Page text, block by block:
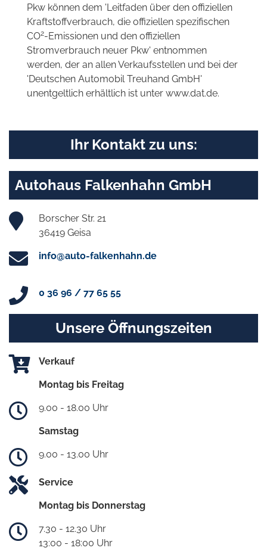
Pkw können dem 'Leitfaden über den offiziellen
Kraftstoffverbrauch, die offiziellen spezifischen
CO2-Emissionen und den offiziellen
Stromverbrauch neuer Pkw' entnommen
werden, der an allen Verkaufsstellen und bei der
'Deutschen Automobil Treuhand GmbH'
unentgeltlich erhältlich ist unter www.dat.de.
Ihr Kontakt zu uns:
Autohaus Falkenhahn GmbH
Borscher Str. 21
36419 Geisa
info@auto-falkenhahn.de
0 36 96 / 77 65 55
Unsere Öffnungszeiten
Verkauf
Montag bis Freitag
9.00 - 18.00 Uhr
Samstag
9.00 - 13.00 Uhr
Service
Montag bis Donnerstag
7.30 - 12.30 Uhr
13:00 - 18:00 Uhr